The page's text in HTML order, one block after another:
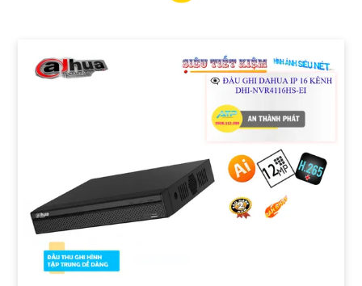
tùy vào model và chức năng của camera. Bạn nên tìm
năng thông minh và độ tin cậy.💖5:Nếu bạn muốn tìm
camera Dahua giá rẻ, bạn có thể tham khảo trên các
website thương mại điện tử hoặc tại các cửa hàng điện
lựa được Camera Dahua chính hãng, giá rẻ và chất
lượng. Nếu bạn có thêm câu hỏi hoặc cần tư vấn thêm,
đừng ngần ngại để lại Cung cấp cho công trình biết.